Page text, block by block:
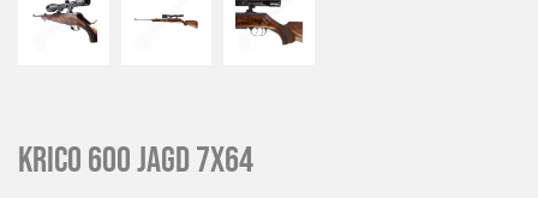
Krico 600 Jagd 7x64